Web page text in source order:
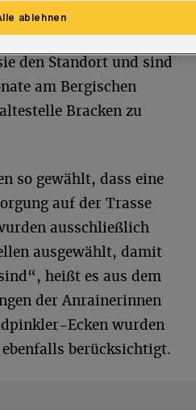
lang die Toiletten an
und am Bahnhof
den Standort und sind
am Bergischen
Bracken zu
so gewählt, dass eine
auf der Trasse
ausschließlich
ausgewählt, damit
heißt es aus dem
der Anrainerinnen
Ecken wurden
berücksichtigt.
ablehnen